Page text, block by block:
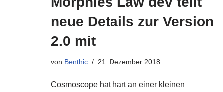
neue Details zur Version
2.0 mit
von Benthic 21. Dezember 2018
Cosmoscope hat hart an einer kleinen